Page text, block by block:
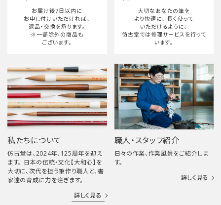
検索する
お届け後7日以内に
お申し付けいただければ、
返品・交換を承ります。
※一部除外の商品も
ございます。
大切なあなたの筆を
より快適に、 長く使って
いただけるように、
仿古堂では修理サービスを行って
います。
私たちについて
仿古堂は、2024年、125周年を迎え
ます。 日本の伝統・文化【大和心】を
大切に、次代を担う筆作り職人と、書
家達の育成に力を注ぎます。
詳しく見る
職人・スタッフ紹介
日々の作業、作業風景をご紹介しま
す。
詳しく見る